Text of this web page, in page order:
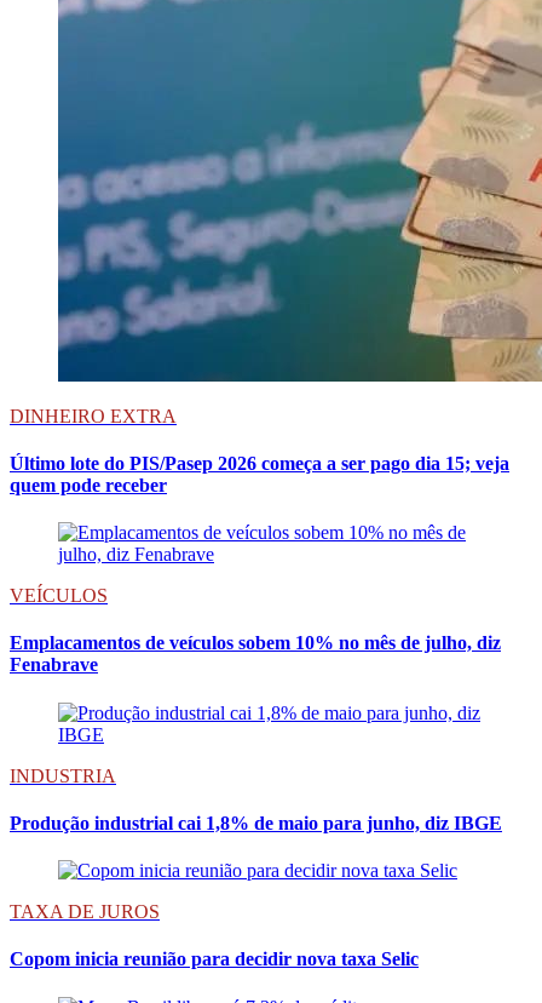
DINHEIRO EXTRA
Último lote do PIS/Pasep 2026 começa a ser pago dia 15; veja
quem pode receber
VEÍCULOS
Emplacamentos de veículos sobem 10% no mês de julho, diz
Fenabrave
INDUSTRIA
Produção industrial cai 1,8% de maio para junho, diz IBGE
TAXA DE JUROS
Copom inicia reunião para decidir nova taxa Selic